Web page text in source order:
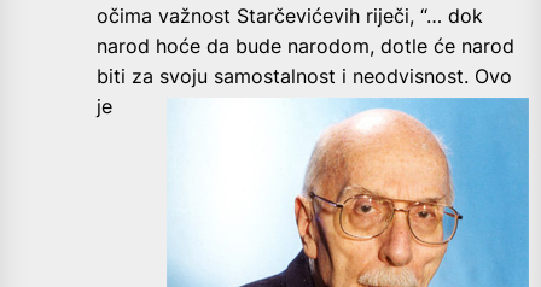
očima važnost Starčevićevih riječi, “… dok
narod hoće da bude narodom, dotle će narod
biti za svoju samostalnost i neodvisnost. Ovo
je